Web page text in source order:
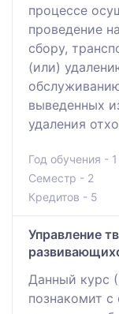
процессе
проведение
сбору,
(или)
выведенных
удаления
Год обучения - 1
Семестр - 2
Кредитов - 5
Управление
Данный курс
познакомит